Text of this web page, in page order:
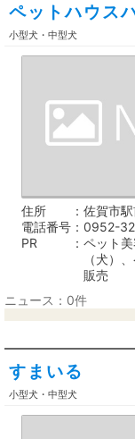
ペットハウス
小型犬・中型犬
住所
佐賀市
電話番号
0952-
PR
ペット
（犬）
販売
ニュース：0件
すまいる
小型犬・中型犬